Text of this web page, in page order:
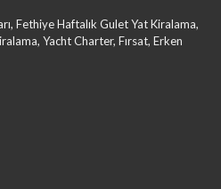
Fethiye Haftalık Gulet Yat Kiralama,
Yacht Charter, Fırsat, Erken